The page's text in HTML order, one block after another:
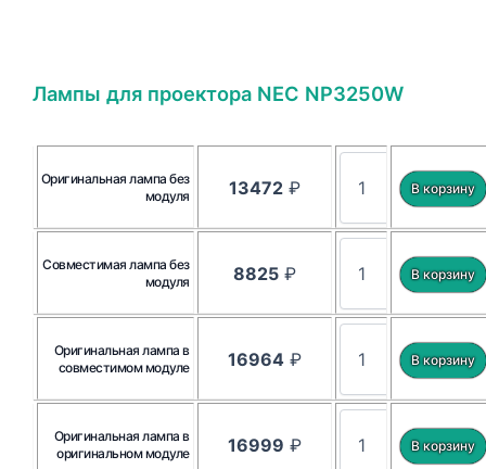
Лампы для проектора NEC NP3250W
Оригинальная лампа без
модуля
13472₽
Совместимая лампа без
модуля
8825₽
Оригинальная лампа в
совместимом модуле
16964₽
Оригинальная лампа в
оригинальном модуле
16999 ₽